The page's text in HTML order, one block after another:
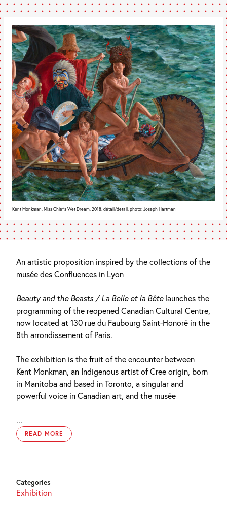
Kent Monkman, Miss Chief’s Wet Dream, 2018, détail/detail, photo: Joseph Hartman
An artistic proposition inspired by the collections of the
musée des Confluences in Lyon
Beauty and the Beasts / La Belle et la Bêtelaunches the
programming of the reopened Canadian Cultural Centre,
now located at 130 rue du Faubourg Saint-Honoré in the
8th arrondissement of Paris.
The exhibition is the fruit of the encounter between
Kent Monkman, an Indigenous artist of Cree origin, born
in Manitoba and based in Toronto, a singular and
powerful voice in Canadian art, and the musée
...
READ MORE
Categories
Exhibition